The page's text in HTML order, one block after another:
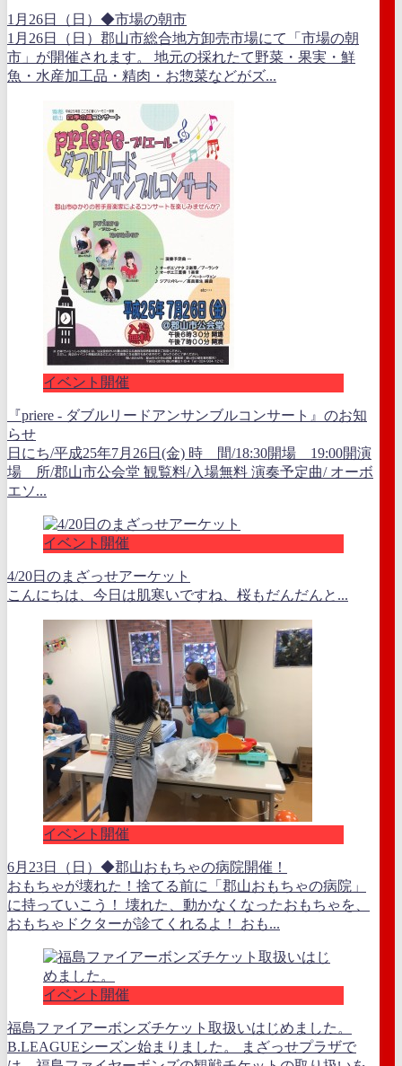
1月26日（日）◆市場の朝市
1月26日（日）郡山市総合地方卸売市場にて「市場の朝
市」が開催されます。 地元の採れたて野菜・果実・鮮
魚・水産加工品・精肉・お惣菜などがズ...
イベント開催
『priere - ダブルリードアンサンブルコンサート』のお知
らせ
日にち/平成25年7月26日(金) 時 間/18:30開場 19:00開演
場 所/郡山市公会堂 観覧料/入場無料 演奏予定曲/ オーボ
エソ...
イベント開催
4/20日のまざっせアーケット
こんにちは、今日は肌寒いですね、桜もだんだんと...
イベント開催
6月23日（日）◆郡山おもちゃの病院開催！
おもちゃが壊れた！捨てる前に「郡山おもちゃの病院」
に持っていこう！ 壊れた、動かなくなったおもちゃを、
おもちゃドクターが診てくれるよ！ おも...
イベント開催
福島ファイアーボンズチケット取扱いはじめました。
B.LEAGUEシーズン始まりました。 まざっせプラザで